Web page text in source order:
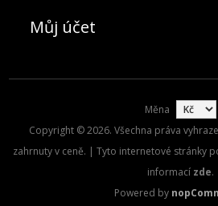
Můj účet
Měna
Copyright © 2026. Všechna práva
zahrnuty v ceně. | Tyto internetové stránky
informací zde.
Powered by